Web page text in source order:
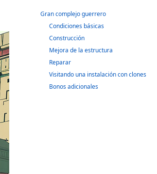
Gran complejo guerrero
Condiciones básicas
Construcción
Mejora de la estructura
Reparar
Visitando una instalación con clones
Bonos adicionales